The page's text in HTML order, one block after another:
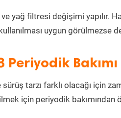
ve yağ filtresi değişimi yapılır.
uygun görülmezse
Bakımı
tarzı farklı olacağı için
için periyodik